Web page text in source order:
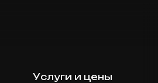
Услуги и цены